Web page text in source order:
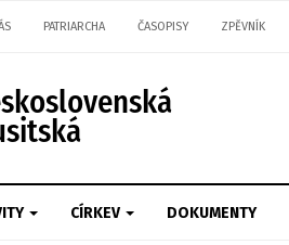
PATRIARCHA ČASOPISY ZPĚVNÍK
CÍRKEV DOKUMENTY